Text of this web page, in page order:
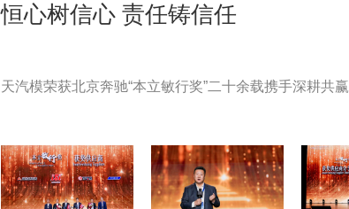
恒心树信心 责任铸信任
天汽模荣获北京奔驰“本立敏行奖”二十余载携手深耕共赢